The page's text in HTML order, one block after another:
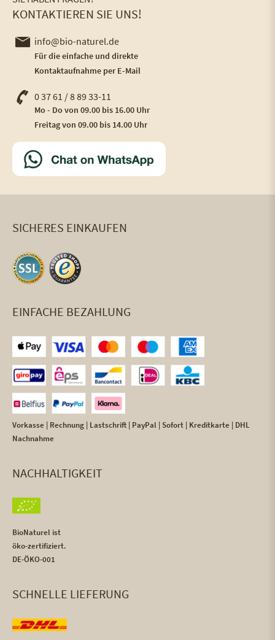
KONTAKTIEREN SIE UNS!
info@bio-naturel.de
Für die einfache und direkte
Kontaktaufnahme per E-Mail
0 37 61 / 8 89 33-11
Mo - Do von 09.00 bis 16.00 Uhr
Freitag von 09.00 bis 14.00 Uhr
SICHERES EINKAUFEN
EINFACHE BEZAHLUNG
Vorkasse | Rechnung | Lastschrift | PayPal | Sofort | Kreditkarte | DHL
Nachnahme
NACHHALTIGKEIT
BioNaturel ist
öko-zertifiziert.
DE-ÖKO-001
SCHNELLE LIEFERUNG